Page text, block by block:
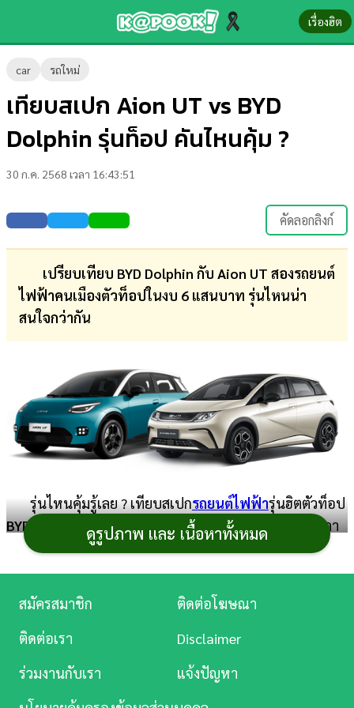
เรื่องฮิต
car รถใหม่
เทียบสเปก Aion UT vs BYD
Dolphin รุ่นท็อป คันไหนคุ้ม ?
30 ก.ค. 2568 เวลา 16:43:51
คัดลอกลิงก์
เปรียบเทียบ BYD Dolphin กับ Aion UT สองรถยนต์
ไฟฟ้าคนเมืองตัวท็อปในงบ 6 แสนบาท รุ่นไหนน่า
สนใจกว่ากัน
รุ่นไหนคุ้มรู้เลย ? เทียบสเปกรถยนต์ไฟฟ้ารุ่นฮิตตัวท็อป
BYD Dolphin
(บีวายดี ดอลฟิน) รุ่น Extended Range ราคา
599,900 บาท กับ
รุ่น Premium ราคา 649,900
บาท ซึ่งยังเป็นราคาพิเศษทั้งสองรุ่น และเป็นรถยนต์จีนที่มา
ในสไตล์ตัวถังแฮตช์แบ็ก 5 ประตู 5 ที่นั่ง เหมือนกัน ใครกำลัง
ลังเลรถ EV สำหรับใช้งานในเมืองหรือชีวิตประจำวัน 2 รุ่นนี้
อยู่ เราสรุปสเปกมาให้พิจารณาว่ารุ่นไหนน่าเล่นกว่ากัน
ดูรูปภาพ และ เนื้อหาทั้งหมด
ข่าว-
ความ
รู้
ข่าว
บันเทิง
ตรวจ
หวย
ผล
บอล
สด
เงิน
การ
ศึกษา
บันเทิง
ดู
Music
สมัครสมาชิก
ติดต่อโฆษณา
ติดต่อเรา
Disclaimer
ร่วมงานกับเรา
แจ้งปัญหา